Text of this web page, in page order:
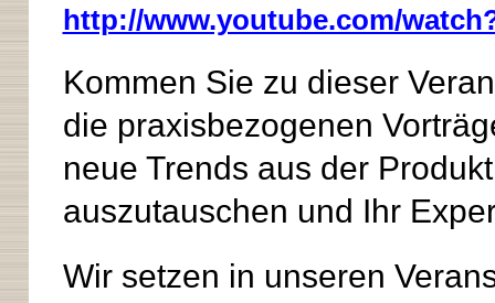
http://www.youtube.com/
Kommen Sie zu dieser
die praxisbezogenen
neue Trends aus der
auszutauschen und Ihr
Wir setzen in unseren